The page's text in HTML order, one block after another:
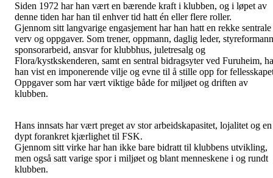
Siden 1972 har han vært en bærende kraft i klubben, og i løpet av
denne tiden har han til enhver tid hatt én eller flere roller.
Gjennom sitt langvarige engasjement har han hatt en rekke sentrale
verv og oppgaver. Som trener, oppmann, daglig leder,
sponsorarbeid, ansvar for klubbhus, juletresalg og
Flora/kystkskenderen, samt en sentral bidragsyter ved Furuheim,
han vist en imponerende vilje og evne til å stille opp for
Oppgaver som har vært viktige både for miljøet og driften av
klubben.
Hans innsats har vært preget av stor arbeidskapasitet, lojalitet og en
dypt forankret kjærlighet til FSK.
Gjennom sitt virke har han ikke bare bidratt til klubbens utvikling,
men også satt varige spor i miljøet og blant menneskene i og rundt
klubben.